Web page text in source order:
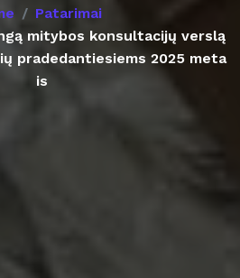
Patarimai
mitybos konsultacijų verslą
pradedantiesiems 2025 meta
is